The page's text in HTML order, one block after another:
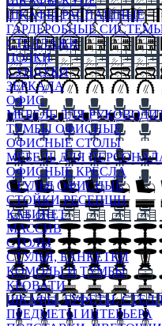
ШКАФЫ-РАСПАШНЫЕ
ГАРДЕРОБНЫЕ
СТЕЛЛАЖИ
ПОЛКИ
СУНДУКИ
ЗЕРКАЛА
ОФИС
МЕБЕЛЬ ДЛЯ
ТУМБЫ ОФИСНЫЕ
ОФИСНЫЕ СТОЛЫ
МЕБЕЛЬ ДЛЯ
ОФИСНЫЕ КРЕСЛА
СТУЛЬЯ ОФИСНЫЕ
СТОЙКИ РЕСЕПШН
КАБИНЕТ
МАССИВ
СТОЛЫ
СТУЛЬЯ, БАНКЕТКИ
КОМОДЫ И ТУМБЫ
КРОВАТИ
ШКАФЫ, БУФЕТЫ,
ПРЕДМЕТЫ ИНТЕРЬЕРА